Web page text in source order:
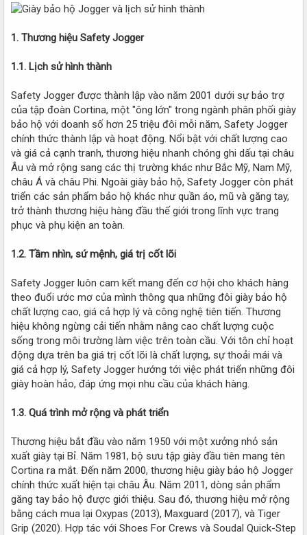
1. Thương hiệu Safety Jogger
1.1. Lịch sử hình thành
Safety Jogger được thành lập vào năm 2001 dưới sự bảo trợ
của tập đoàn Cortina, một "ông lớn" trong ngành phân phối giày
bảo hộ với doanh số hơn 25 triệu đôi mỗi năm, Safety Jogger
chính thức thành lập và hoạt động. Nổi bật với chất lượng cao
và giá cả cạnh tranh, thương hiệu nhanh chóng ghi dấu tại châu
Âu và mở rộng sang các thị trường khác như Bắc Mỹ, Nam Mỹ,
châu Á và châu Phi. Ngoài giày bảo hộ, Safety Jogger còn phát
triển các sản phẩm bảo hộ khác như quần áo, mũ và găng tay,
trở thành thương hiệu hàng đầu thế giới trong lĩnh vực trang
phục và phụ kiện an toàn.
1.2. Tầm nhìn, sứ mệnh, giá trị cốt lõi
Safety Jogger luôn cam kết mang đến cơ hội cho khách hàng
theo đuổi ước mơ của mình thông qua những đôi giày bảo hộ
chất lượng cao, giá cả hợp lý và công nghệ tiên tiến. Thương
hiệu không ngừng cải tiến nhằm nâng cao chất lượng cuộc
sống trong môi trường làm việc trên toàn cầu. Với tôn chỉ hoạt
động dựa trên ba giá trị cốt lõi là chất lượng, sự thoải mái và
giá cả hợp lý, Safety Jogger hướng tới việc phát triển những đôi
giày hoàn hảo, đáp ứng mọi nhu cầu của khách hàng.
1.3. Quá trình mở rộng và phát triển
Thương hiệu bắt đầu vào năm 1950 với một xưởng nhỏ sản
xuất giày tại Bỉ. Năm 1981, bộ sưu tập giày đầu tiên mang tên
Cortina ra mắt. Đến năm 2000, thương hiệu giày bảo hộ Jogger
chính thức xuất hiện tại châu Âu. Năm 2011, dòng sản phẩm
găng tay bảo hộ được giới thiệu. Sau đó, thương hiệu mở rộng
bằng cách mua lại Oxypas (2013), Maxguard (2017), và Tiger
Grip (2020). Hợp tác với Shoes For Crews và Soudal Quick-Step